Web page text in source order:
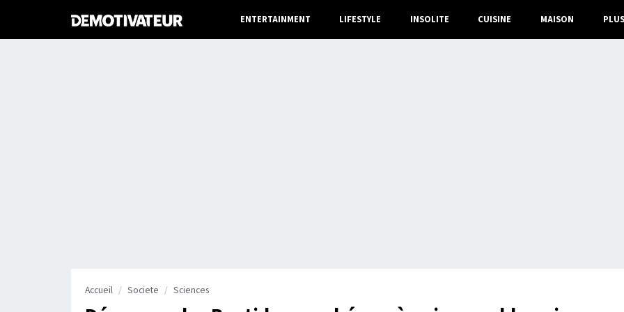
ENTERTAINMENT LIFESTYLE INSOLITE CUISINE MAISON PLUS
Accueil Societe Sciences